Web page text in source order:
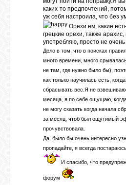
каких-то предпочтений,
уж себя настроила, что без
Орехи ем, какие
грецкие орехи, также
употребляю, просто не
Дело в том, что в поисках
много времени, много
не там, где нужно было бы),
как только научилась есть,
сбрасывать вес.Я не
месяца, я по себе ощущаю,
не могу сказать когда начала
за месяц, чтоб был ощутимый
прочувствовала.
Да, было бы очень интересно
пропадайте, я всегда
И спасибо, что
форум